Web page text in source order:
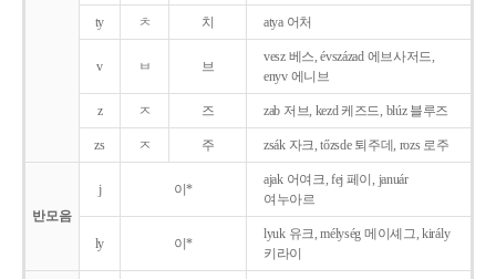
ty ㅊ 치 atya 어처
v ㅂ 브
vesz 베스, évszázad 에브사저드,
enyv 에니브
z ㅈ 즈 zab 저브, kezd 케즈드, blúz 블루즈
zs ㅈ 주 zsák 자크, tőzsde 퇴주데, rozs 로주
반모음
j 이*
ajak 어여크, fej 페이, január
여누아르
ly 이*
lyuk 유크, mélység 메이셰그, király
키라이